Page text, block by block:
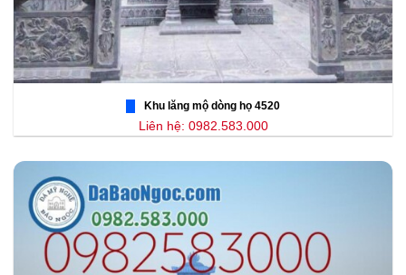
Khu lăng mộ dòng họ 4520
Liên hệ: 0982.583.000